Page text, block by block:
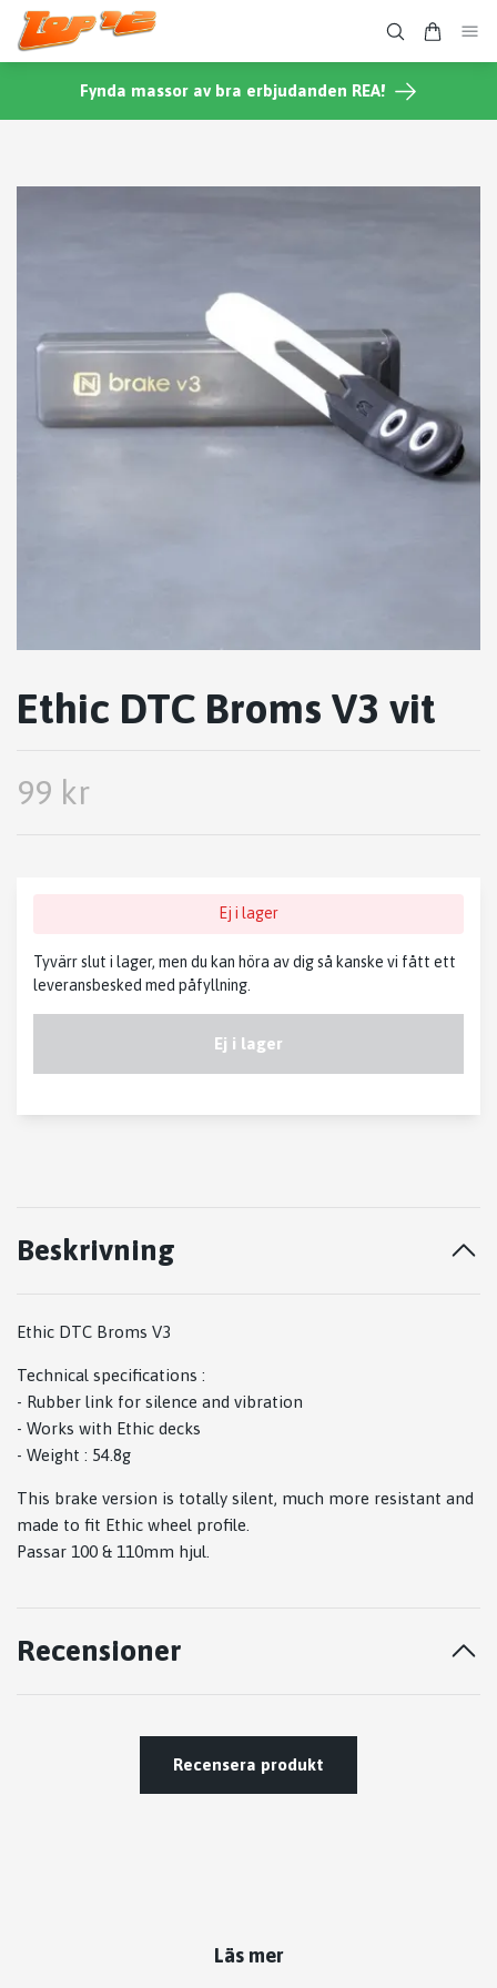
Fynda massor av bra erbjudanden REA!
Ethic DTC Broms V3 vit
99 kr
Ej i lager
Tyvärr slut i lager, men du kan höra av dig så kanske vi fått ett
leveransbesked med påfyllning.
Ej i lager
Beskrivning
Ethic DTC Broms V3
Technical specifications :
- Rubber link for silence and vibration
- Works with Ethic decks
- Weight : 54.8g
This brake version is totally silent, much more resistant and
made to fit Ethic wheel profile.
Passar 100 & 110mm hjul.
Recensioner
Recensera produkt
Läs mer